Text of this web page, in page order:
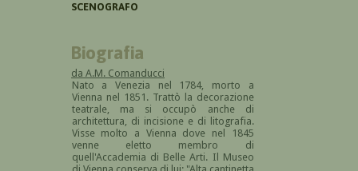
SCENOGRAFO
Biografia
da A.M. Comanducci
Nato a Venezia nel 1784, morto a
Vienna nel 1851. Trattò la decorazione
teatrale, ma si occupò anche di
architettura, di incisione e di litografia.
Visse molto a Vienna dove nel 1845
venne eletto membro di
quell'Accademia di Belle Arti. Il Museo